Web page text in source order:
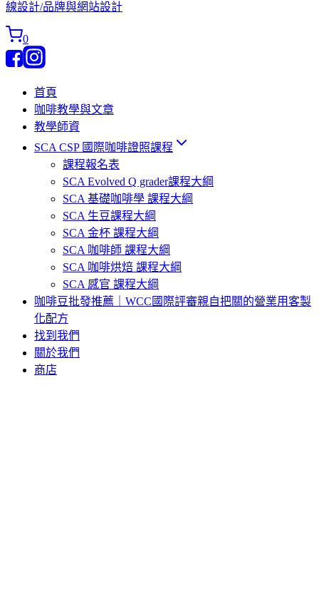
線設計/品牌與網站設計
0
首頁
咖啡教學與文章
教學師資
SCA CSP 國際咖啡證照課程
課程報名表
SCA Evolved Q grader課程大綱
SCA 基礎咖啡學 課程大綱
SCA 生豆課程大綱
SCA 金杯 課程大綱
SCA 咖啡師 課程大綱
SCA 咖啡烘焙 課程大綱
SCA 感官 課程大綱
咖啡豆批發推薦｜WCC國際評審親自把關的營業用客製
化配方
找到我們
關於我們
商店